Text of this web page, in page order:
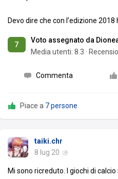
Devo dire che con l’edizione 2018
7
Voto assegnato da
Media utenti: 8.3 ·
Commenta
Piace a 7 persone
taiki.chr
8 lug 20
Mi sono ricreduto. I giochi di